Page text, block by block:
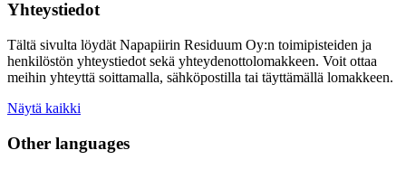
Yhteystiedot
Tältä sivulta löydät Napapiirin Residuum Oy:n toimipisteiden ja
henkilöstön yhteystiedot sekä yhteydenottolomakkeen. Voit ottaa
meihin yhteyttä soittamalla, sähköpostilla tai täyttämällä lomakkeen.
Näytä kaikki
Other languages